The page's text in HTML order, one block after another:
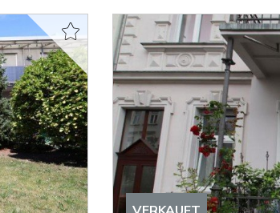
VERKAUFT